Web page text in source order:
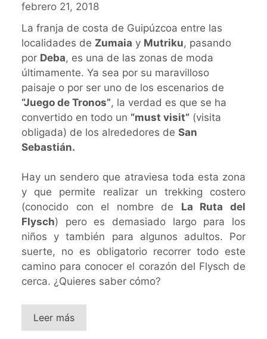
febrero 21, 2018
La franja de costa de Guipúzcoa entre las
localidades de Zumaia y Mutriku, pasando
por Deba, es una de las zonas de moda
últimamente. Ya sea por su maravilloso
paisaje o por ser uno de los escenarios de
“Juego de Tronos”, la verdad es que se ha
convertido en todo un “must visit” (visita
obligada) de los alrededores de San
Sebastián.
Hay un sendero que atraviesa toda esta zona
y que permite realizar un trekking costero
(conocido con el nombre de La Ruta del
Flysch) pero es demasiado largo para los
niños y también para algunos adultos. Por
suerte, no es obligatorio recorrer todo este
camino para conocer el corazón del Flysch de
cerca. ¿Quieres saber cómo?
Leer más